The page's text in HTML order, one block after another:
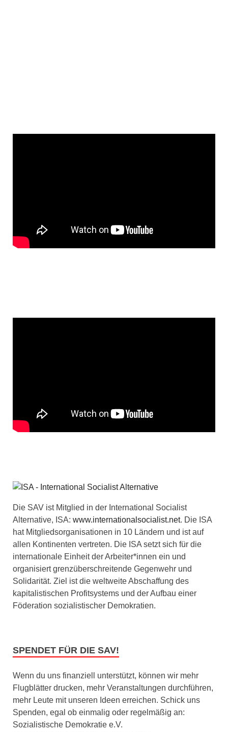
Die SAV ist Mitglied in der International Socialist
Alternative, ISA: www.internationalsocialist.net. Die ISA
hat Mitgliedsorganisationen in 10 Ländern und ist auf
allen Kontinenten vertreten. Die ISA setzt sich für die
internationale Einheit der Arbeiter*innen ein und
organisiert grenzüberschreitende Gegenwehr und
Solidarität. Ziel ist die weltweite Abschaffung des
kapitalistischen Profitsystems und der Aufbau einer
Föderation sozialistischer Demokratien.
SPENDET FÜR DIE SAV!
Wenn du uns finanziell unterstützt, können wir mehr
Flugblätter drucken, mehr Veranstaltungen durchführen,
mehr Leute mit unseren Ideen erreichen. Schick uns
Spenden, egal ob einmalig oder regelmäßig an:
Sozialistische Demokratie e.V.